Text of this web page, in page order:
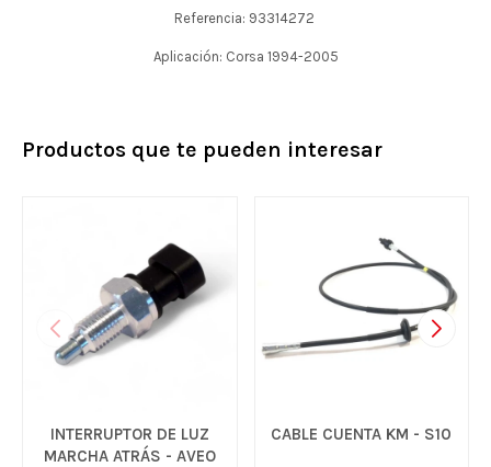
Referencia: 93314272
Aplicación: Corsa 1994-2005
Productos que te pueden interesar
INTERRUPTOR DE LUZ
MARCHA ATRÁS - AVEO
CABLE CUENTA KM - S10